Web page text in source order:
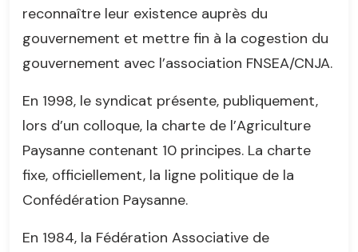
reconnaître leur existence auprès du
gouvernement et mettre fin à la cogestion du
gouvernement avec l’association FNSEA/CNJA.
En 1998, le syndicat présente, publiquement,
lors d’un colloque, la charte de l’Agriculture
Paysanne contenant 10 principes. La charte
fixe, officiellement, la ligne politique de la
Confédération Paysanne.
En 1984, la Fédération Associative de